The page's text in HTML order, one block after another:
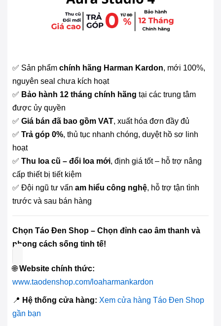
✅ Sản phẩm chính hãng Harman Kardon, mới 100%,
nguyên seal chưa kích hoạt
✅ Bảo hành 12 tháng chính hãng tại các trung tâm
được ủy quyền
✅ Giá bán đã bao gồm VAT, xuất hóa đơn đầy đủ
✅ Trả góp 0%, thủ tục nhanh chóng, duyệt hồ sơ linh
hoạt
✅ Thu loa cũ – đổi loa mới, định giá tốt – hỗ trợ nâng
cấp thiết bị tiết kiệm
✅ Đội ngũ tư vấn am hiểu công nghệ, hỗ trợ tận tình
trước và sau bán hàng
Chọn Táo Đen Shop – Chọn đỉnh cao âm thanh và
phong cách sống tinh tế!
🌐Website chính thức:
www.taodenshop.com/loaharmankardon
📍 Hệ thống cửa hàng: Xem cửa hàng Táo Đen Shop
gần bạn